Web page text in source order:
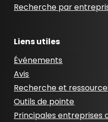
Recherche par
Liens utiles
Événements
Avis
Recherche et
Outils de pointe
Principales entreprises